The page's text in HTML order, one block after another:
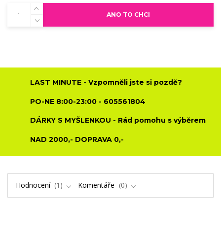
ANO TO CHCI
LAST MINUTE - Vzpomněli jste si pozdě?
PO-NE 8:00-23:00 - 605561804
DÁRKY S MYŠLENKOU - Rád pomohu s výběrem
NAD 2000,- DOPRAVA 0,-
Hodnocení 1 Komentáře 0